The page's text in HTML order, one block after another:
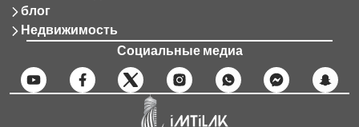
блог
Недвижимость
Социальные медиа